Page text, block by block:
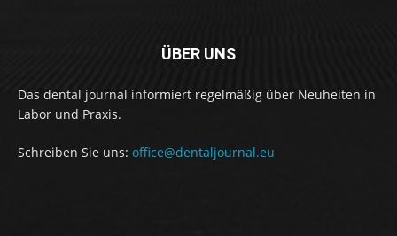
ÜBER UNS
Das dental journal informiert regelmäßig über Neuheiten in
Labor und Praxis.
Schreiben Sie uns: office@dentaljournal.eu